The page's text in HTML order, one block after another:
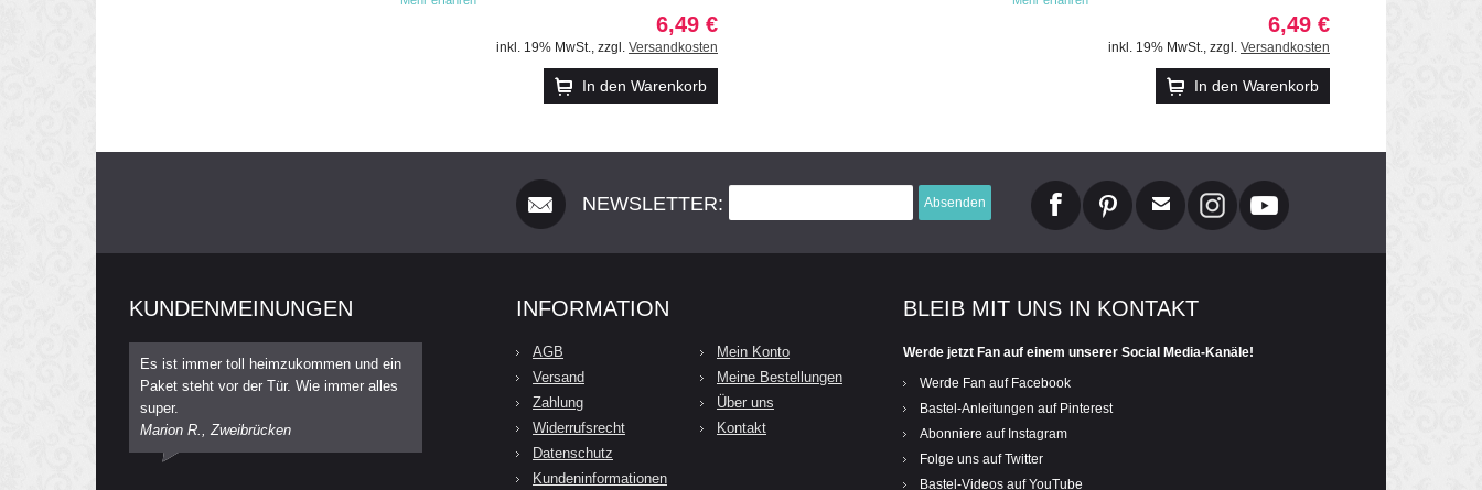
6,49 €
inkl. 19% MwSt., zzgl. Versandkosten
In den Warenkorb
6,49 €
inkl. 19% MwSt., zzgl. Versandkosten
In den Warenkorb
NEWSLETTER: Absenden
KUNDENMEINUNGEN
Es ist immer toll heimzukommen und ein
Paket steht vor der Tür. Wie immer alles
super.
Marion R., Zweibrücken
INFORMATION
AGB
Versand
Zahlung
Widerrufsrecht
Datenschutz
Kundeninformationen
Mein Konto
Meine Bestellungen
Über uns
Kontakt
BLEIB MIT UNS IN KONTAKT
Werde jetzt Fan auf einem unserer Social Media-Kanäle!
Werde Fan auf Facebook
Bastel-Anleitungen auf Pinterest
Abonniere auf Instagram
Folge uns auf Twitter
Bastel-Videos auf YouTube